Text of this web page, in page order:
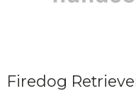
Firedog